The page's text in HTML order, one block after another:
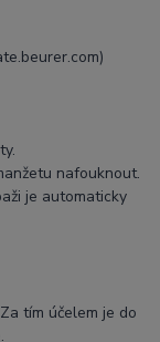
nafouknout.
je automaticky
tím účelem je do